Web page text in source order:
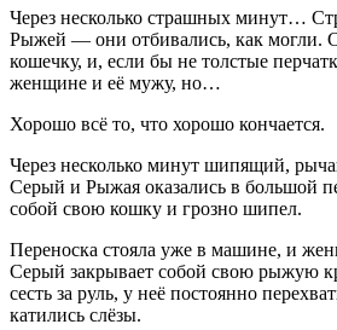
Через несколько страшных минут…
Рыжей — они отбивались, как могли.
кошечку, и, если бы не толстые
женщине и её мужу, но…
Хорошо всё то, что хорошо кончается.
Через несколько минут шипящий,
Серый и Рыжая оказались в большой
собой свою кошку и грозно шипел.
Переноска стояла уже в машине, и
Серый закрывает собой свою рыжую
сесть за руль, у неё постоянно
катились слёзы.